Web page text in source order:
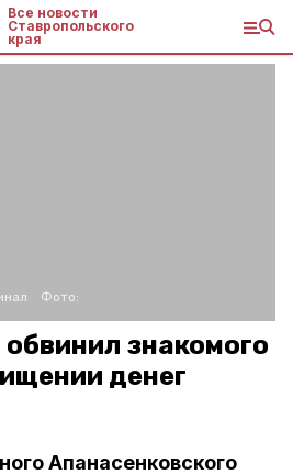
Все новости
Ставропольского
края
Фото:
знакомого
денег
Апанасенковского